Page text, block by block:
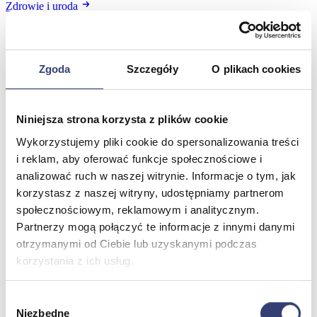
Zgoda Szczegóły O plikach cookies
Niniejsza strona korzysta z plików cookie
Wykorzystujemy pliki cookie do spersonalizowania treści
i reklam, aby oferować funkcje społecznościowe i
analizować ruch w naszej witrynie. Informacje o tym, jak
korzystasz z naszej witryny, udostępniamy partnerom
społecznościowym, reklamowym i analitycznym.
Partnerzy mogą połączyć te informacje z innymi danymi
otrzymanymi od Ciebie lub uzyskanymi podczas
korzystania z ich usług.
Niezbędne
Zdrowie i uroda
Dofinansowania
Zobacz wszystko
Wynajem
Wróć
Zobacz wszystko
Aquatizer Testowy
Robot rehabilitacyjny ROBERT®
Robotyka w rehabilitacji
Filmy